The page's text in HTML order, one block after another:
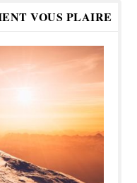
VOUS PLAIRE